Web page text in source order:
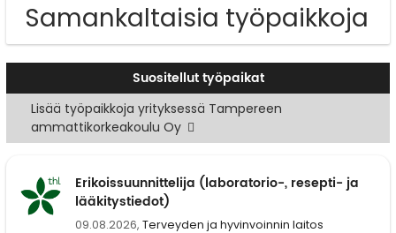
Samankaltaisia työpaikkoja
Suositellut työpaikat
Lisää työpaikkoja yrityksessä Tampereen
ammattikorkeakoulu Oy
Erikoissuunnittelija (laboratorio-, resepti- ja
lääkitystiedot)
09.08.2026, Terveyden ja hyvinvoinnin laitos